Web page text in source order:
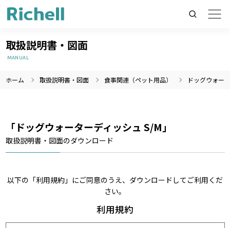
製品情報のみを検索
取扱説明書・図面
MANUAL
ホーム 取扱説明書・図面 食事関連（ペット用品） ドッグウォー
「ドッグウォーターディッシュ S/M」
取扱説明書・図面のダウンロード
以下の「利用規約」にご同意のうえ、ダウンロードしてご利用くだ
さい。
利用規約